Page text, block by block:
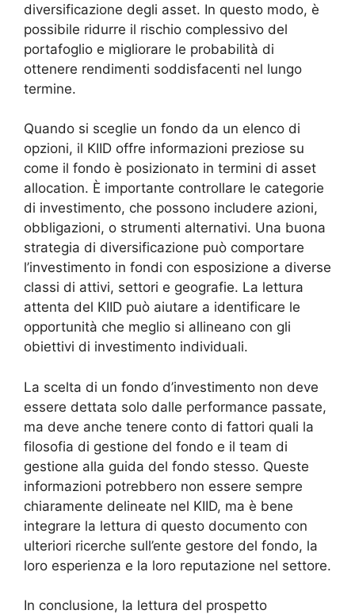
diversificazione degli asset. In questo modo, è
possibile ridurre il rischio complessivo del
portafoglio e migliorare le probabilità di
ottenere rendimenti soddisfacenti nel lungo
termine.
Quando si sceglie un fondo da un elenco di
opzioni, il KIID offre informazioni preziose su
come il fondo è posizionato in termini di asset
allocation. È importante controllare le categorie
di investimento, che possono includere azioni,
obbligazioni, o strumenti alternativi. Una buona
strategia di diversificazione può comportare
l’investimento in fondi con esposizione a diverse
classi di attivi, settori e geografie. La lettura
attenta del KIID può aiutare a identificare le
opportunità che meglio si allineano con gli
obiettivi di investimento individuali.
La scelta di un fondo d’investimento non deve
essere dettata solo dalle performance passate,
ma deve anche tenere conto di fattori quali la
filosofia di gestione del fondo e il team di
gestione alla guida del fondo stesso. Queste
informazioni potrebbero non essere sempre
chiaramente delineate nel KIID, ma è bene
integrare la lettura di questo documento con
ulteriori ricerche sull’ente gestore del fondo, la
loro esperienza e la loro reputazione nel settore.
In conclusione, la lettura del prospetto